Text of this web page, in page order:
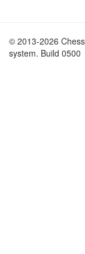
© 2013-2026
system. Build 0500